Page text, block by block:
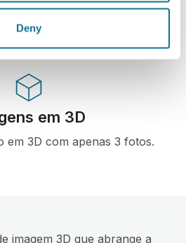
Deny
100 países e recomendado
de cirurgia plástica.
em 3D
em 3D com apenas 3 fotos.
imagem 3D que abrange a